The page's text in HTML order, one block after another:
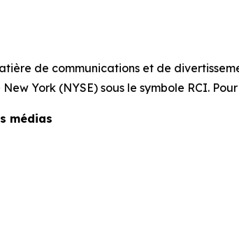
de communications et de
York (NYSE) sous le symbole RCI.
médias